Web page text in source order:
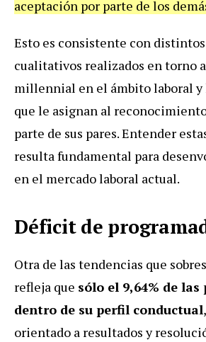
aceptación por parte de los
Esto es consistente con
cualitativos realizados en torno
millennial en el ámbito laboral
que le asignan al
parte de sus pares. Entender
resulta fundamental para
en el mercado laboral actual.
Déficit de
Otra de las tendencias que
refleja que sólo el 9,64% de
dentro de su perfil conductual
orientado a resultados y